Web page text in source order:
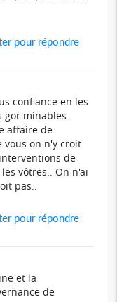
pour répondre
confiance en les
gor minables..
affaire de
vous on n'y croit
de
vôtres.. On n'ai
pas..
pour répondre
et la
de